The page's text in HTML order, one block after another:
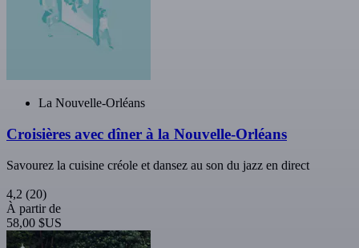
La Nouvelle-Orléans
Croisières avec dîner à la Nouvelle-Orléans
Savourez la cuisine créole et dansez au son du jazz en direct
4,2 (20)
À partir de
58,00 $US